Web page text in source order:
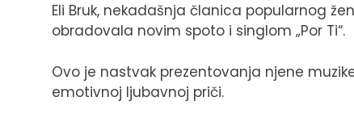
Eli Bruk, nekadašnja članica popularnog
obradovala novim spoto i singlom „Por Ti“.
Ovo je nastvak prezentovanja njene
emotivnoj ljubavnoj priči.